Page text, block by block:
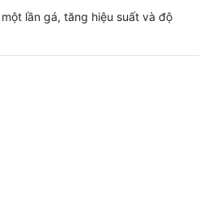
lần gá, tăng hiệu suất và độ